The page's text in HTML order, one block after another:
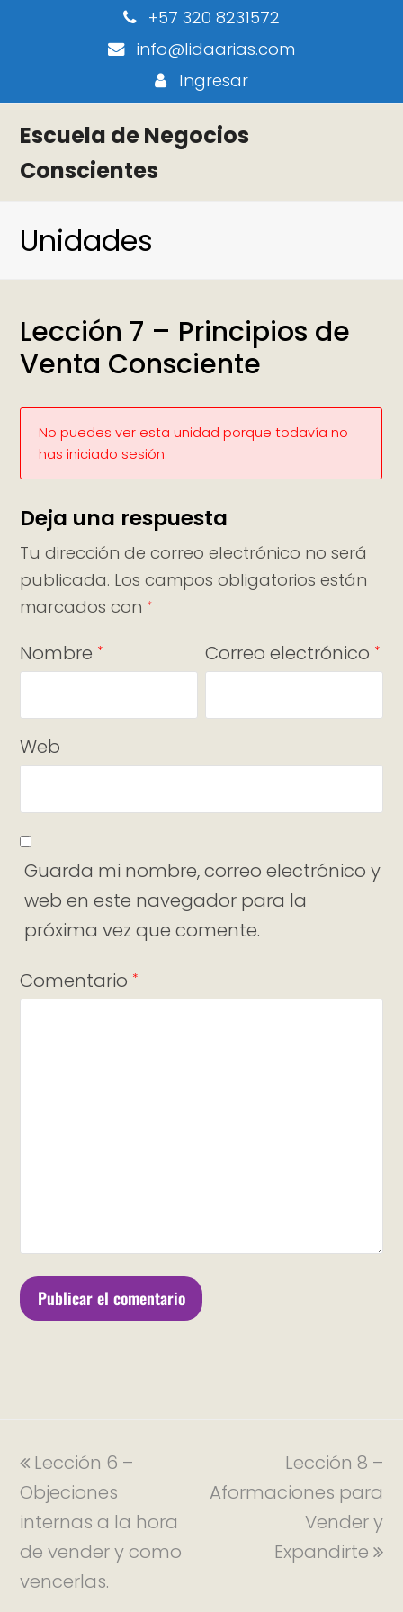
+57 320 8231572
info@lidaarias.com
Ingresar
Escuela de Negocios
Conscientes
Unidades
Lección 7 – Principios de
Venta Consciente
No puedes ver esta unidad porque todavía no
has iniciado sesión.
Deja una respuesta
Tu dirección de correo electrónico no será
publicada. Los campos obligatorios están
marcados con *
Nombre * Correo electrónico *
Web
Guarda mi nombre, correo electrónico y
web en este navegador para la
próxima vez que comente.
Comentario *
Lección 6 –
Objeciones
internas a la hora
de vender y como
vencerlas.
Lección 8 –
Aformaciones para
Vender y
Expandirte